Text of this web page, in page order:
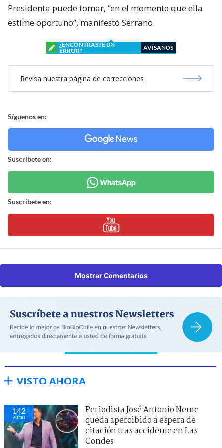
Presidenta puede tomar, “en el momento que ella
estime oportuno”, manifestó Serrano.
¿ENCONTRASTE UN
ERROR?
AVÍSANOS
Revisa nuestra página de correcciones
Síguenos en:
Suscríbete en:
Suscríbete en:
Mostrar Comentarios
VISTO AHORA
142
visitas
Periodista José Antonio Neme
queda apercibido a espera de
citación tras accidente en Las
Condes